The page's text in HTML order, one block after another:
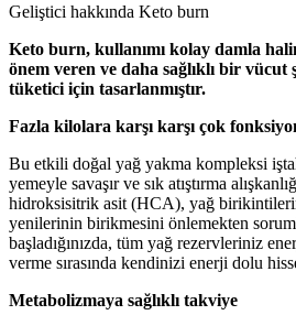
Geliştici hakkında Keto burn
Keto burn, kullanımı kolay damla
önem veren ve daha sağlıklı bir
tüketici için tasarlanmıştır.
Fazla kilolara karşı karşı çok
Bu etkili doğal yağ yakma kompleksi
yemeyle savaşır ve sık atıştırma
hidroksisitrik asit (HCA), yağ
yenilerinin birikmesini önlemekten
başladığınızda, tüm yağ rezervleriniz
verme sırasında kendinizi enerji dolu
Metabolizmaya sağlıklı takviye